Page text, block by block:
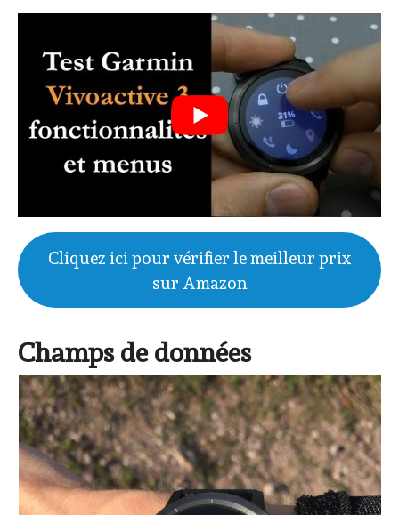
Cliquez ici pour vérifier le meilleur prix
sur Amazon
Champs de données